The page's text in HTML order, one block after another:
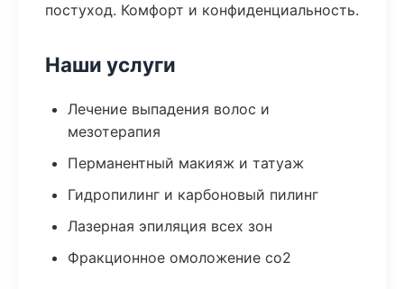
постуход. Комфорт и конфиденциальность.
Наши услуги
Лечение выпадения волос и
мезотерапия
Перманентный макияж и татуаж
Гидропилинг и карбоновый пилинг
Лазерная эпиляция всех зон
Фракционное омоложение co2